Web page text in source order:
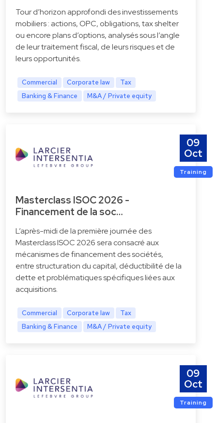
Tour d’horizon approfondi des investissements
mobiliers : actions, OPC, obligations, tax shelter
ou encore plans d’options, analysés sous l’angle
de leur traitement fiscal, de leurs risques et de
leurs opportunités.
Commercial Corporate law
Tax
Banking & Finance
M&A / Private equity
09
Oct
Training
Masterclass ISOC 2026 -
Financement de la soc…
L’après-midi de la première journée des
Masterclass ISOC 2026 sera consacré aux
mécanismes de financement des sociétés,
entre structuration du capital, déductibilité de la
dette et problématiques spécifiques liées aux
acquisitions.
Commercial Corporate law
Tax
Banking & Finance
M&A / Private equity
09
Oct
Training